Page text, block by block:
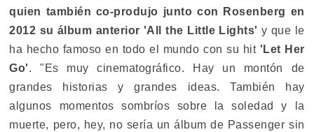
quien también co-produjo junto con Rosenberg en
2012 su álbum anterior 'All the Little Lights' y que le
ha hecho famoso en todo el mundo con su hit 'Let Her
Go'. "Es muy cinematográfico. Hay un montón de
grandes historias y grandes ideas. También hay
algunos momentos sombríos sobre la soledad y la
muerte, pero, hey, no sería un álbum de Passenger sin